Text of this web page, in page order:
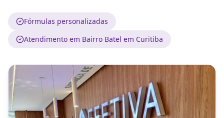
Fórmulas personalizadas
Atendimento em Bairro Batel em Curitiba